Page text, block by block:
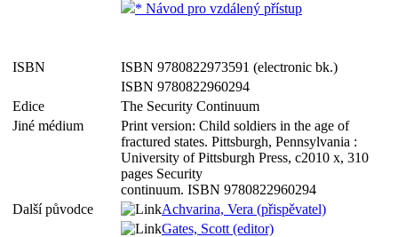
* Návod pro vzdálený přístup
ISBN
ISBN 9780822973591 (electronic bk.)
ISBN 9780822960294
Edice
The Security Continuum
Jiné médium
Print version: Child soldiers in the age of
fractured states. Pittsburgh, Pennsylvania :
University of Pittsburgh Press, c2010 x, 310
pages Security
continuum. ISBN 9780822960294
Další původce
Achvarina, Vera (přispěvatel)
Gates, Scott (editor)